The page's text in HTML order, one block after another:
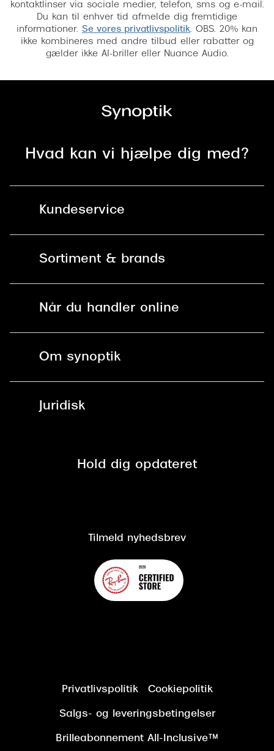
kontaktlinser via sociale medier, telefon, sms og e-mail.
Du kan til enhver tid afmelde dig fremtidige
informationer. Se vores privatlivspolitik. OBS. 20% kan
ikke kombineres med andre tilbud eller rabatter og
gælder ikke AI-briller eller Nuance Audio.
Hvad kan vi hjælpe dig med?
Kundeservice
Spørgsmål & svar (FAQ)
Brilleabonnement All-Inclusive™
Sortiment & brands
Brillerens
Når du handler online
Spørgsmål & svar (FAQ)
Om synoptik
Juridisk
Cookiepolitik
Hold dig opdateret
Tilmeld nyhedsbrev
Privatlivspolitik Cookiepolitik
Salgs- og leveringsbetingelser
Brilleabonnement All-Inclusive™